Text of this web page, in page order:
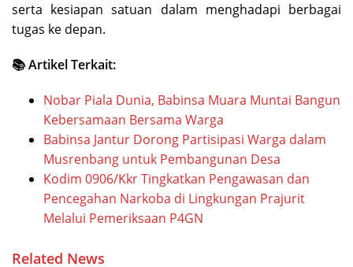
serta kesiapan satuan dalam menghadapi berbagai
tugas ke depan.
📚 Artikel Terkait:
Nobar Piala Dunia, Babinsa Muara Muntai Bangun
Kebersamaan Bersama Warga
Babinsa Jantur Dorong Partisipasi Warga dalam
Musrenbang untuk Pembangunan Desa
Kodim 0906/Kkr Tingkatkan Pengawasan dan
Pencegahan Narkoba di Lingkungan Prajurit
Melalui Pemeriksaan P4GN
Related News